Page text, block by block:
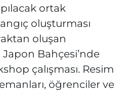
ortak
oluşturması
oluşan
Bahçesi’nde
çalışması. Resim
öğrenciler ve